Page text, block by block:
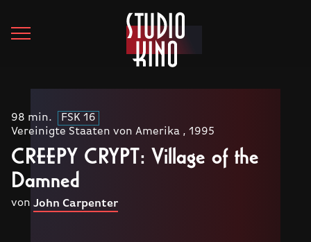
98 min.
FSK 16
Vereinigte Staaten von Amerika , 1995
CREEPY CRYPT: Village of the
Damned
von John Carpenter